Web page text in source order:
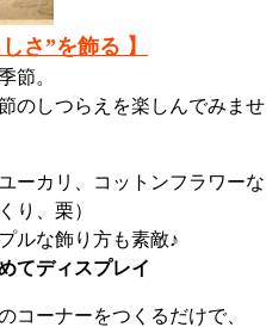
さ”を飾る 】
節。
のしつらえを楽しんでみま
ユーカリ、コットンフラワー
り、栗）
ルな飾り方も素敵♪
てディスプレイ
コーナーをつくるだけで、